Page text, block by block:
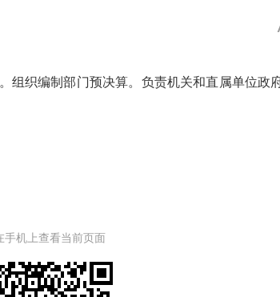
织编制部门预决算。负责机关和直属单位政
手机上查看当前页面